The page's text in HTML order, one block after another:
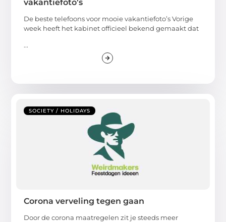
vakantiefoto’s
De beste telefoons voor mooie vakantiefoto’s Vorige
week heeft het kabinet officieel bekend gemaakt dat
...
SOCIETY / HOLIDAYS
Corona verveling tegen gaan
Door de corona maatregelen zit je steeds meer